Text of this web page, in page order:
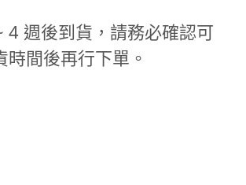
4 週後到貨，請務必確認可
時間後再行下單。